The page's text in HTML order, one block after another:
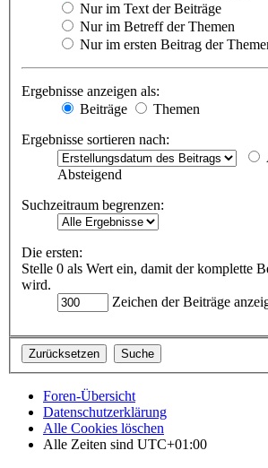
Nur im Text der Beiträge
Nur im Betreff der Themen
Nur im ersten Beitrag der
Ergebnisse anzeigen als:
Beiträge
Themen
Ergebnisse sortieren nach:
Absteigend
Suchzeitraum begrenzen:
Die ersten:
Stelle 0 als Wert ein, damit der komplette
wird.
Zeichen der Beiträge
Foren-Übersicht
Datenschutzerklärung
Alle Cookies löschen
Alle Zeiten sind UTC+01:00